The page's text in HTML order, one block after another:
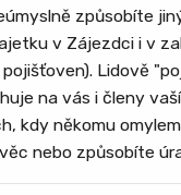
způsobíte
v Zájezdci i v
Lidově
na vás i členy
kdy někomu
nebo způsobíte